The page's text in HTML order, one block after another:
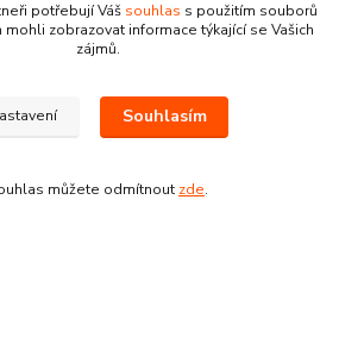
818 812
potřebují Váš souhlas s použitím souborů
mohli zobrazovat informace týkající se Vašich
zájmů.
Souhlasím
můžete odmítnout zde.